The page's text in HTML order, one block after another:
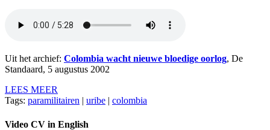
Uit het archief: Colombia wacht nieuwe bloedige oorlog, De
Standaard, 5 augustus 2002
LEES MEER
Tags: paramilitairen | uribe | colombia
Video CV in English